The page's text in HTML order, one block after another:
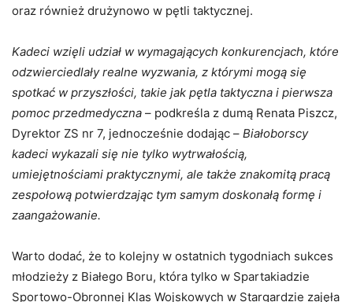
oraz również drużynowo w pętli taktycznej.
Kadeci wzięli udział w wymagających konkurencjach, które
odzwierciedlały realne wyzwania, z którymi mogą się
spotkać w przyszłości, takie jak pętla taktyczna i pierwsza
pomoc przedmedyczna – podkreśla z dumą Renata Piszcz,
Dyrektor ZS nr 7, jednocześnie dodając – Białoborscy
kadeci wykazali się nie tylko wytrwałością,
umiejętnościami praktycznymi, ale także znakomitą pracą
zespołową potwierdzając tym samym doskonałą formę i
zaangażowanie.
Warto dodać, że to kolejny w ostatnich tygodniach sukces
młodzieży z Białego Boru, która tylko w Spartakiadzie
Sportowo-Obronnej Klas Wojskowych w Stargardzie zajęła